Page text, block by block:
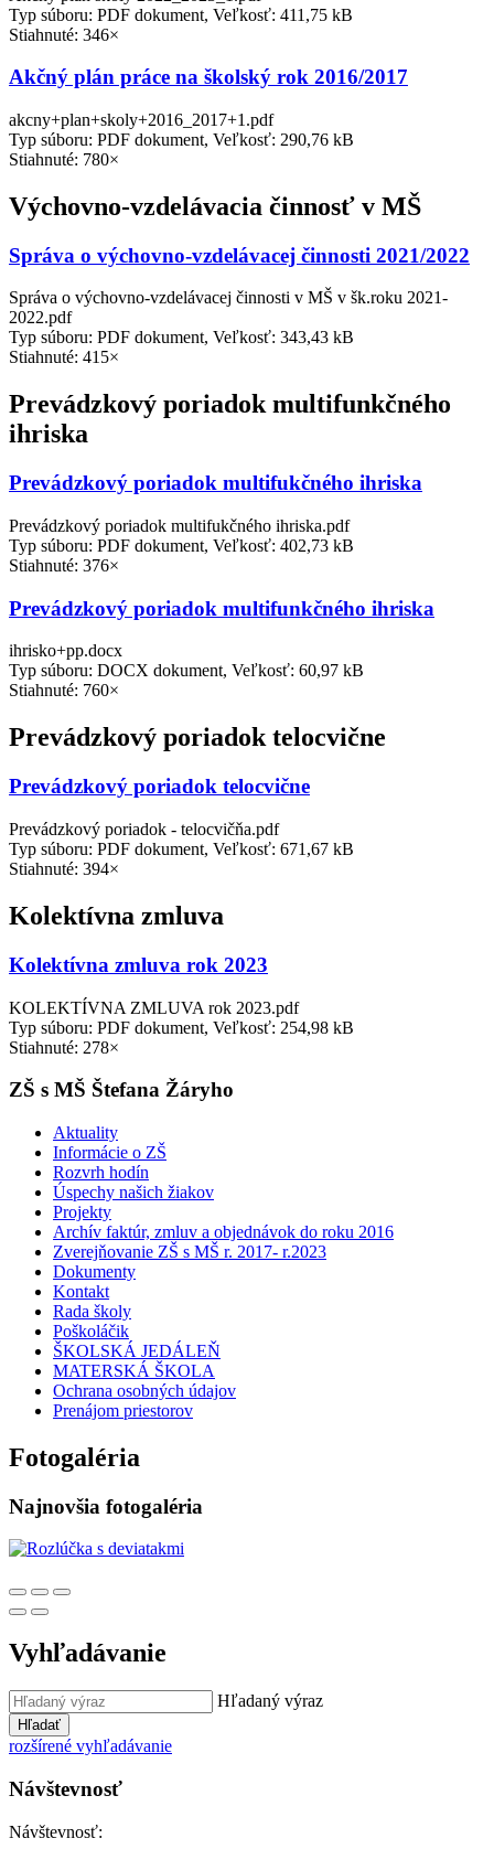
Typ súboru: PDF dokument, Veľkosť: 411,75 kB
Stiahnuté: 346×
Akčný plán práce na školský rok 2016/2017
akcny+plan+skoly+2016_2017+1.pdf
Typ súboru: PDF dokument, Veľkosť: 290,76 kB
Stiahnuté: 780×
Výchovno-vzdelávacia činnosť v MŠ
Správa o výchovno-vzdelávacej činnosti 2021/2022
Správa o výchovno-vzdelávacej činnosti v MŠ v šk.roku 2021-
2022.pdf
Typ súboru: PDF dokument, Veľkosť: 343,43 kB
Stiahnuté: 415×
Prevádzkový poriadok multifunkčného
ihriska
Prevádzkový poriadok multifukčného ihriska
Prevádzkový poriadok multifukčného ihriska.pdf
Typ súboru: PDF dokument, Veľkosť: 402,73 kB
Stiahnuté: 376×
Prevádzkový poriadok multifunkčného ihriska
ihrisko+pp.docx
Typ súboru: DOCX dokument, Veľkosť: 60,97 kB
Stiahnuté: 760×
Prevádzkový poriadok telocvične
Prevádzkový poriadok telocvične
Prevádzkový poriadok - telocvičňa.pdf
Typ súboru: PDF dokument, Veľkosť: 671,67 kB
Stiahnuté: 394×
Kolektívna zmluva
Kolektívna zmluva rok 2023
KOLEKTÍVNA ZMLUVA rok 2023.pdf
Typ súboru: PDF dokument, Veľkosť: 254,98 kB
Stiahnuté: 278×
ZŠ s MŠ Štefana Žáryho
Aktuality
Informácie o ZŠ
Rozvrh hodín
Úspechy našich žiakov
Projekty
Archív faktúr, zmluv a objednávok do roku 2016
Zverejňovanie ZŠ s MŠ r. 2017- r.2023
Dokumenty
Kontakt
Rada školy
Poškoláčik
ŠKOLSKÁ JEDÁLEŇ
MATERSKÁ ŠKOLA
Ochrana osobných údajov
Prenájom priestorov
Fotogaléria
Najnovšia fotogaléria
Vyhľadávanie
Hľadaný výraz
Hľadať
rozšírené vyhľadávanie
Návštevnosť
Návštevnosť: